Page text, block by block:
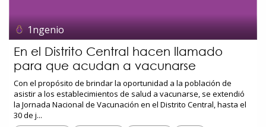
1ngenio
En el Distrito Central hacen llamado
para que acudan a vacunarse
Con el propósito de brindar la oportunidad a la población de
asistir a los establecimientos de salud a vacunarse, se extendió
la Jornada Nacional de Vacunación en el Distrito Central, hasta el
30 de j...